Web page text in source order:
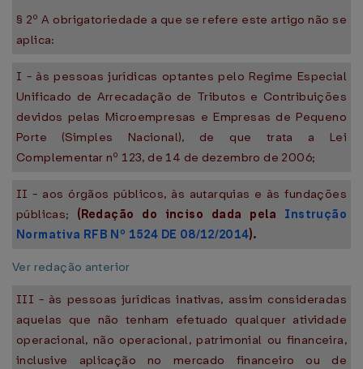
§ 2º A obrigatoriedade a que se refere este artigo não se
aplica:
I - às pessoas jurídicas optantes pelo Regime Especial
Unificado de Arrecadação de Tributos e Contribuições
devidos pelas Microempresas e Empresas de Pequeno
Porte (Simples Nacional), de que trata a Lei
Complementar nº 123, de 14 de dezembro de 2006;
II - aos órgãos públicos, às autarquias e às fundações
públicas; (Redação do inciso dada pela Instrução
Normativa RFB Nº 1524 DE 08/12/2014).
Ver redação anterior
III - às pessoas jurídicas inativas, assim consideradas
aquelas que não tenham efetuado qualquer atividade
operacional, não operacional, patrimonial ou financeira,
inclusive aplicação no mercado financeiro ou de